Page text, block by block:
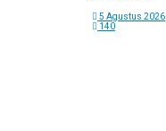
5 Agustus 2026
140